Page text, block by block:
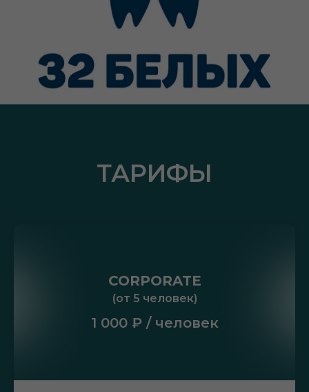
ТАРИФЫ
CORPORATE
(от 5 человек)
1 000 ₽ / человек